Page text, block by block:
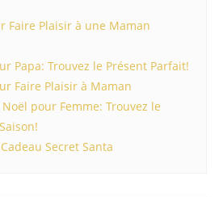
Faire Plaisir à une Maman
Papa: Trouvez le Présent Parfait!
Faire Plaisir à Maman
pour Femme: Trouvez le
Secret Santa